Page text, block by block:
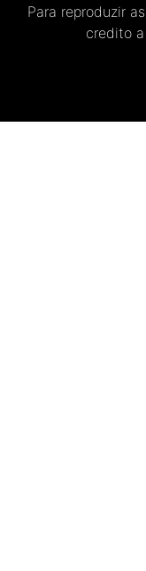
Para reproduzir
credito